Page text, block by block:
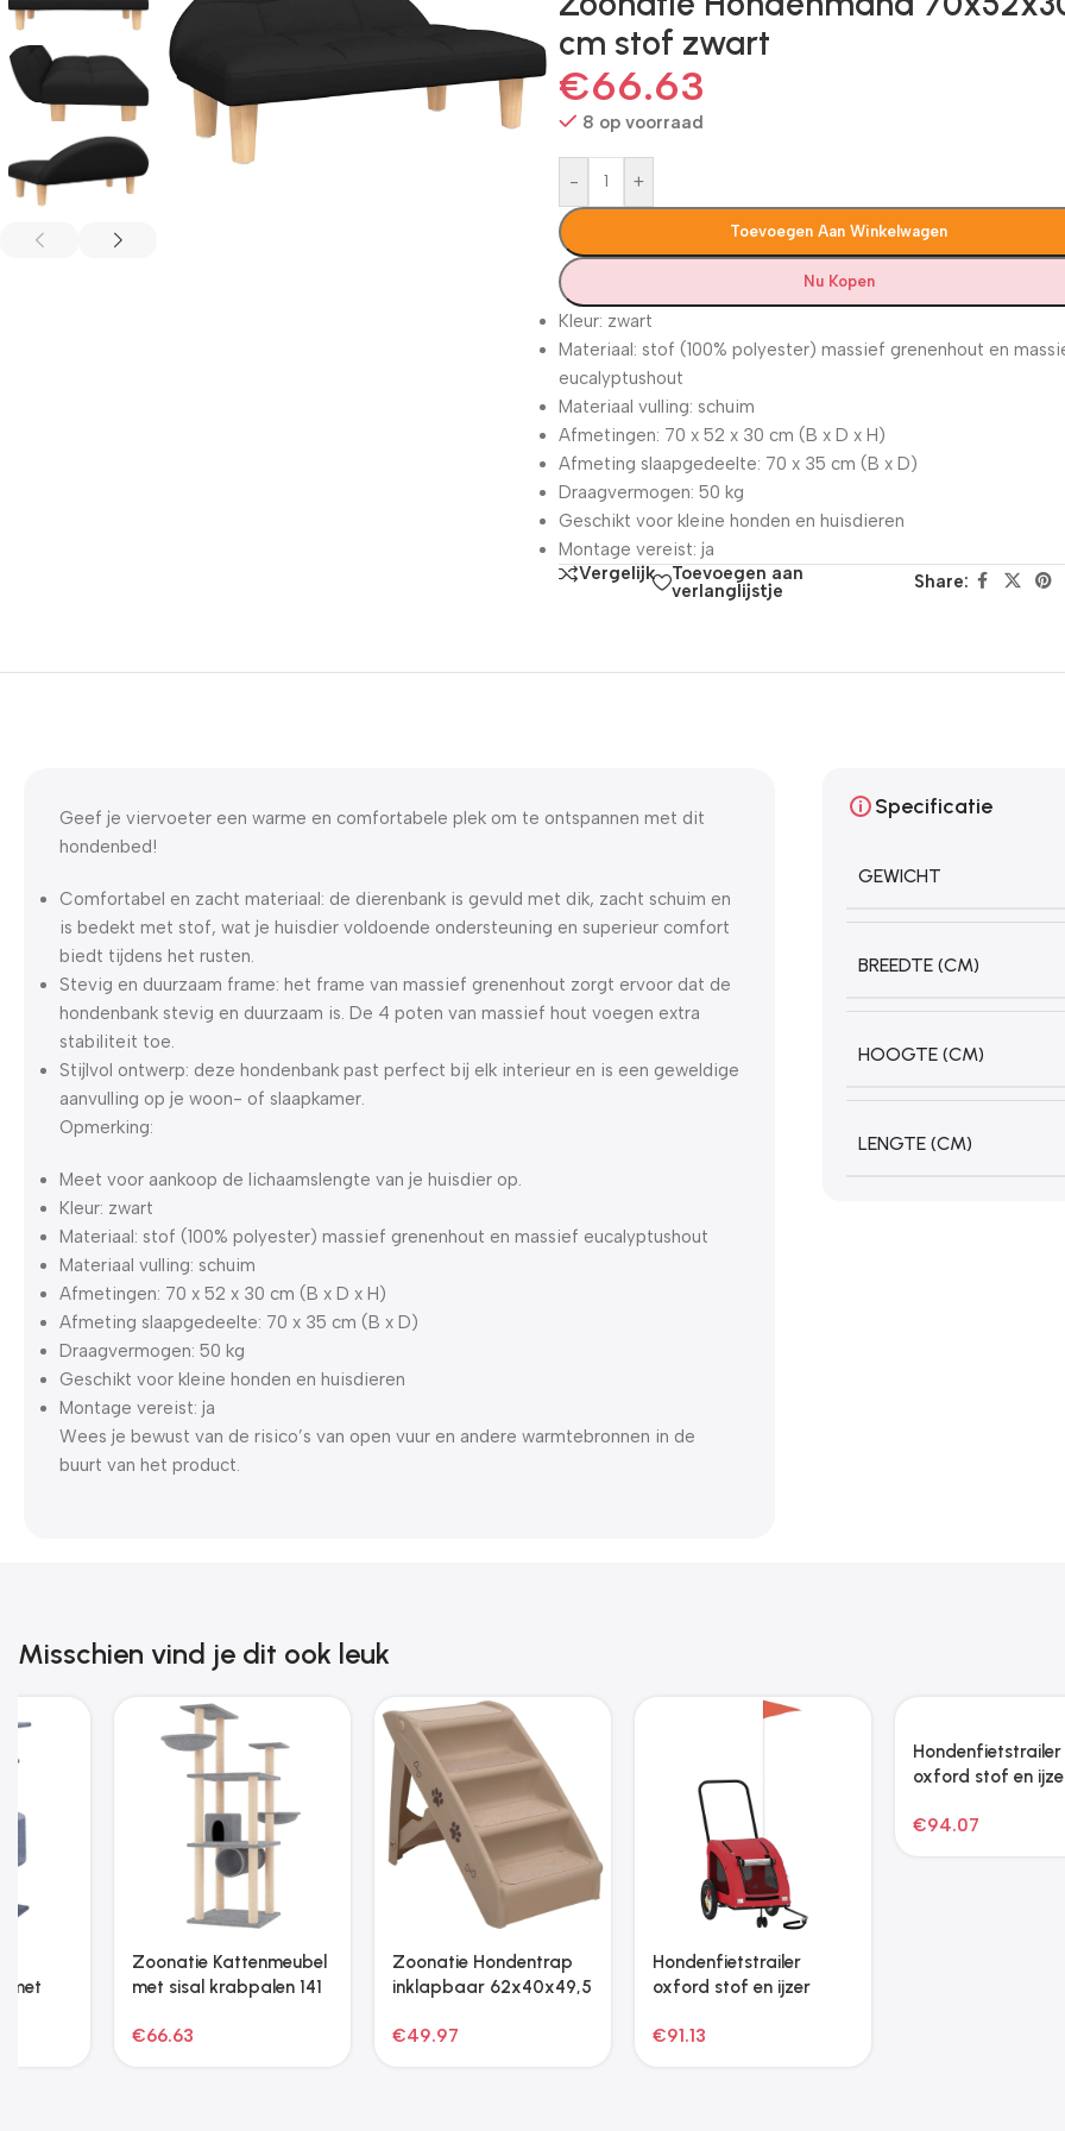
cm stof zwart
€66.63
8 op voorraad
- +
Toevoegen Aan Winkelwagen
Nu Kopen
Kleur: zwart
Materiaal: stof (100% polyester) massief grenenhout en
eucalyptushout
Materiaal vulling: schuim
Afmetingen: 70 x 52 x 30 cm (B x D x H)
Afmeting slaapgedeelte: 70 x 35 cm (B x D)
Draagvermogen: 50 kg
Geschikt voor kleine honden en huisdieren
Montage vereist: ja
Vergelijk
Toevoegen aan
verlanglijstje
Share:
Geef je viervoeter een warme en comfortabele plek om te ontspannen met dit
hondenbed!
Comfortabel en zacht materiaal: de dierenbank is gevuld met dik, zacht schuim en
is bedekt met stof, wat je huisdier voldoende ondersteuning en superieur comfort
biedt tijdens het rusten.
Stevig en duurzaam frame: het frame van massief grenenhout zorgt ervoor dat de
hondenbank stevig en duurzaam is. De 4 poten van massief hout voegen extra
stabiliteit toe.
Stijlvol ontwerp: deze hondenbank past perfect bij elk interieur en is een geweldige
aanvulling op je woon- of slaapkamer.
Opmerking:
Meet voor aankoop de lichaamslengte van je huisdier op.
Kleur: zwart
Materiaal: stof (100% polyester) massief grenenhout en massief eucalyptushout
Materiaal vulling: schuim
Afmetingen: 70 x 52 x 30 cm (B x D x H)
Afmeting slaapgedeelte: 70 x 35 cm (B x D)
Draagvermogen: 50 kg
Geschikt voor kleine honden en huisdieren
Montage vereist: ja
Wees je bewust van de risico’s van open vuur en andere warmtebronnen in de
buurt van het product.
Specificatie
GEWICHT
BREEDTE (CM)
HOOGTE (CM)
LENGTE (CM)
Misschien vind je dit ook leuk
Zoonatie Kattenmeubel
met sisal krabpaal 59
Zoonatie Kattenmeubel
met krabpalen 82 cm
Zoonatie Kattenmeubel
met sisal krabpalen 97